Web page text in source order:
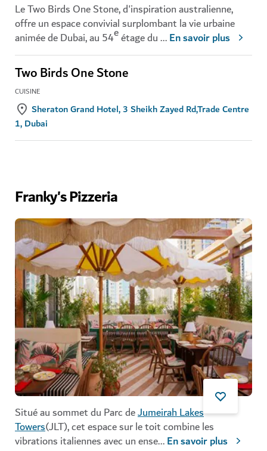
Le Two Birds One Stone, d'inspiration australienne,
offre un espace convivial surplombant la vie urbaine
animée de Dubai, au 54eétage du...En savoir plus
Two Birds One Stone
CUISINE
Sheraton Grand Hotel, 3 Sheikh Zayed Rd,Trade Centre
1, Dubai
Franky's Pizzeria
Situé au sommet du Parc deJumeirah Lakes
Towers(JLT), cet espace sur le toit combine les
vibrations italiennes avec un ense...En savoir plus